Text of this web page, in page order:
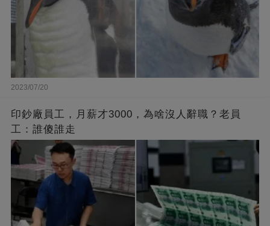
2023/07/20
印鈔廠員工，月薪才3000，為啥沒人辭職？老員
工：誰傻誰走